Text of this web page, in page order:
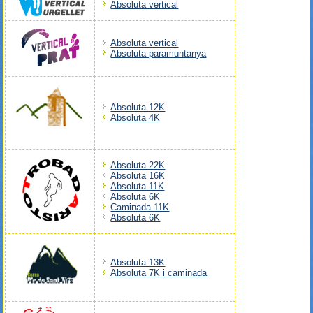
Absoluta vertical
Absoluta vertical
Absoluta paramuntanya
Absoluta 12K
Absoluta 4K
Absoluta 22K
Absoluta 16K
Absoluta 11K
Absoluta 6K
Caminada 11K
Absoluta 6K
Absoluta 13K
Absoluta 7K i caminada